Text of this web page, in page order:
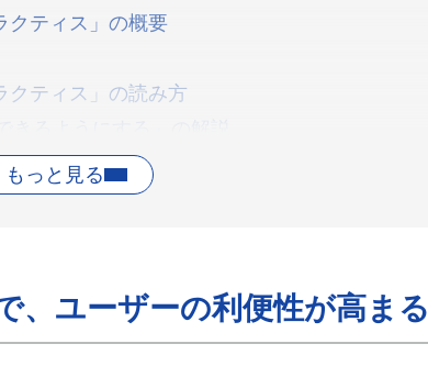
クティス」の概要
クティス」の読み方
配置」の解説
キストを記述する」の解説
クティス」の活用方法
、ユーザーの利便性が高まる